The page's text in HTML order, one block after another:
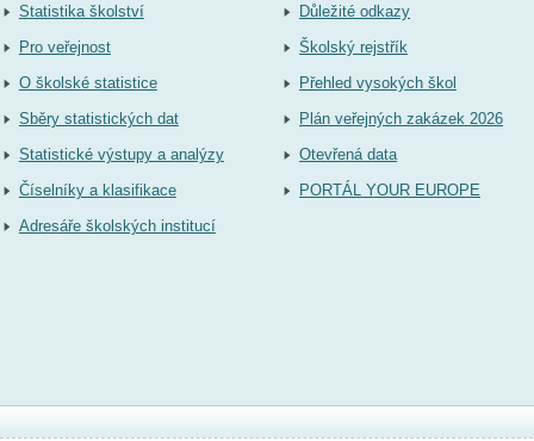
Statistika školství
Pro veřejnost
O školské statistice
Sběry statistických dat
Statistické výstupy a analýzy
Číselníky a klasifikace
Adresáře školských institucí
Důležité odkazy
Školský rejstřík
Přehled vysokých škol
Plán veřejných zakázek 2026
Otevřená data
PORTÁL YOUR EUROPE